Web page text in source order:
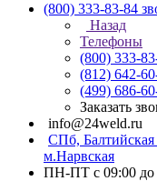
(800) 333-83-84
Назад
Телефоны
(800) 333-
(812) 642-
(499) 686-
Заказать
info@24weld.ru
СПб, Балтийская
м.Нарвская
ПН-ПТ с 09:00 до